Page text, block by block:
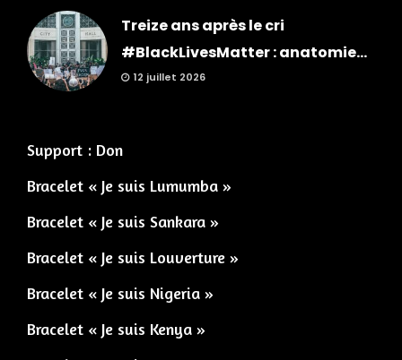
Treize ans après le cri
#BlackLivesMatter : anatomie...
12 juillet 2026
Support : Don
Bracelet « Je suis Lumumba »
Bracelet « Je suis Sankara »
Bracelet « Je suis Louverture »
Bracelet « Je suis Nigeria »
Bracelet « Je suis Kenya »